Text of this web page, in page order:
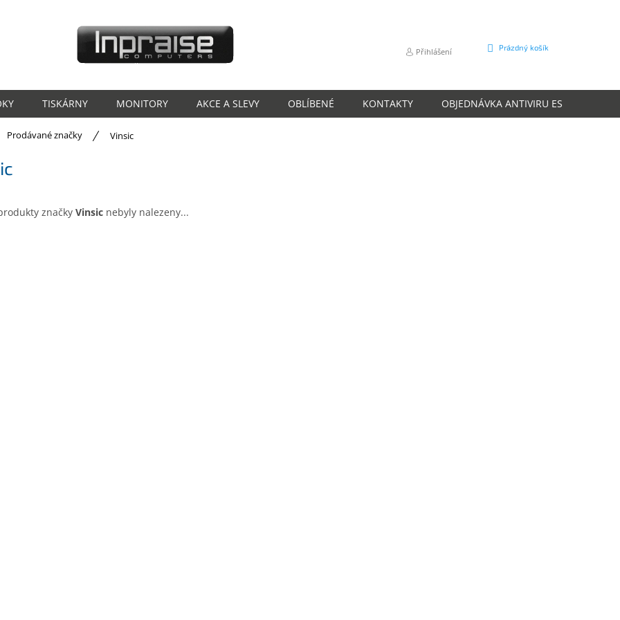
Přihlášení
NÁKUPNÍ
Prázdný košík
TISKÁRNY MONITORY AKCE A SLEVY OBLÍBENÉ KONTAKTY OBJEDNÁVKA ANTIVIRU ESET
Prodávané značky Vinsic
značky Vinsic nebyly nalezeny...